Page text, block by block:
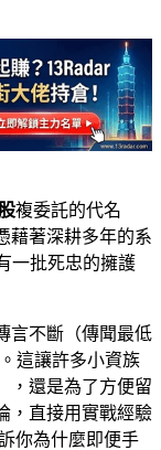
複委託的代名
藉著深耕多年的系
一批死忠的擁護
言不斷（傳聞最低
這讓許多小資族
，還是為了方便留
，直接用實戰經驗
你為什麼即便手